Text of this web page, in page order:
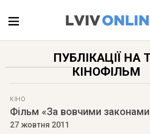
ПУБЛІКАЦІЇ
ПУБЛІКАЦІЇ НА
КІНОФІЛЬМ
КІНО
Фільм «За вовчими
27 жовтня 2011